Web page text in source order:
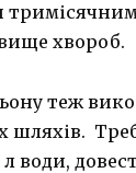
хвороб.
теж
шляхів.
л води,